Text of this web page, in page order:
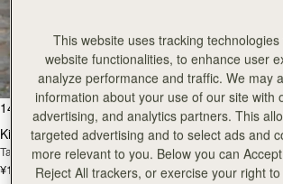
全ての商品を見る
スペインで丁寧に手作りされています
146点のアイテム
絞
カートに追加
Kite Hobo
Tan Suede
¥115,500 +8
Kite Hobo
Espresso
¥115,500
カートに追加
This website uses tracking
website functionalities, to enhance user
analyze performance and traffic. We may
information about your use of our site with
advertising, and analytics partners. This
targeted advertising and to select ads and
more relevant to you. Below you can
Reject All trackers, or exercise your right